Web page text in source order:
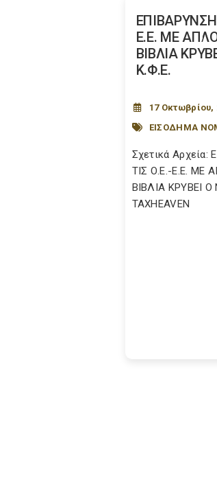
ΕΠΙΒΑΡΥΝΣΗ
Ε.Ε. ΜΕ
ΒΙΒΛΙΑ
Κ.Φ.Ε.
17 Οκτωβρίου,
ΕΙΣΟΔΗΜΑ
Σχετικά Αρχεία:
ΤΙΣ Ο.Ε.-Ε.Ε. ΜΕ
ΒΙΒΛΙΑ ΚΡΥΒΕΙ
TAXHEAVEN